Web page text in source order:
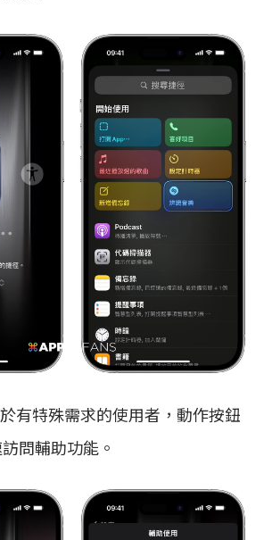
於有特殊需求的使用者，動作按鈕
問輔助功能。